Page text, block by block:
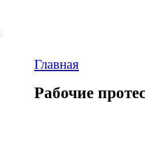
Главная
Рабочие